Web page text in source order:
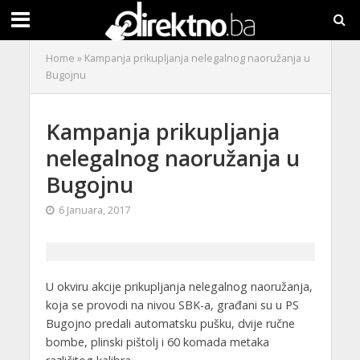
Home » Kampanja prikupljanja nelegalnog naoružanja u
Bugojnu
Kampanja prikupljanja
nelegalnog naoružanja u
Bugojnu
6 Januara, 2017
U okviru akcije prikupljanja nelegalnog naoružanja,
koja se provodi na nivou SBK-a, građani su u PS
Bugojno predali automatsku pušku, dvije ručne
bombe, plinski pištolj i 60 komada metaka